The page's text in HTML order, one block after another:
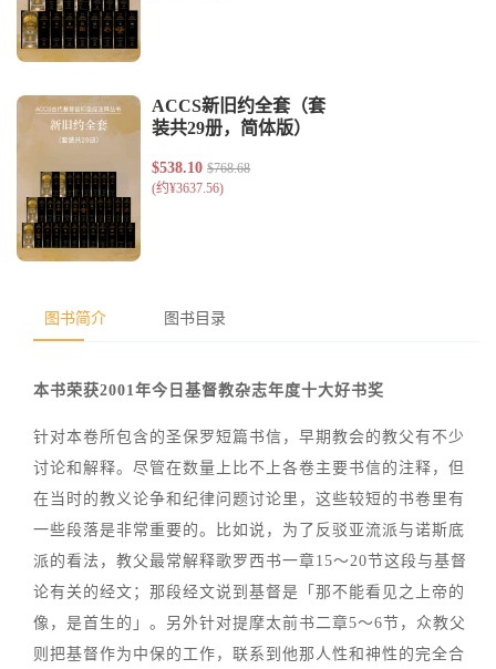
图书简介 图书目录
本书荣获2001年今日基督教杂志年度十大好书奖
针对本卷所包含的圣保罗短篇书信，早期教会的教父有不少
讨论和解释。尽管在数量上比不上各卷主要书信的注释，但
在当时的教义论争和纪律问题讨论里，这些较短的书卷里有
一些段落是非常重要的。比如说，为了反驳亚流派与诺斯底
派的看法，教父最常解释歌罗西书一章15～20节这段与基督
论有关的经文；那段经文说到基督是「那不能看见之上帝的
像，是首生的」。另外针对提摩太前书二章5～6节，众教父
则把基督作为中保的工作，联系到他那人性和神性的完全合